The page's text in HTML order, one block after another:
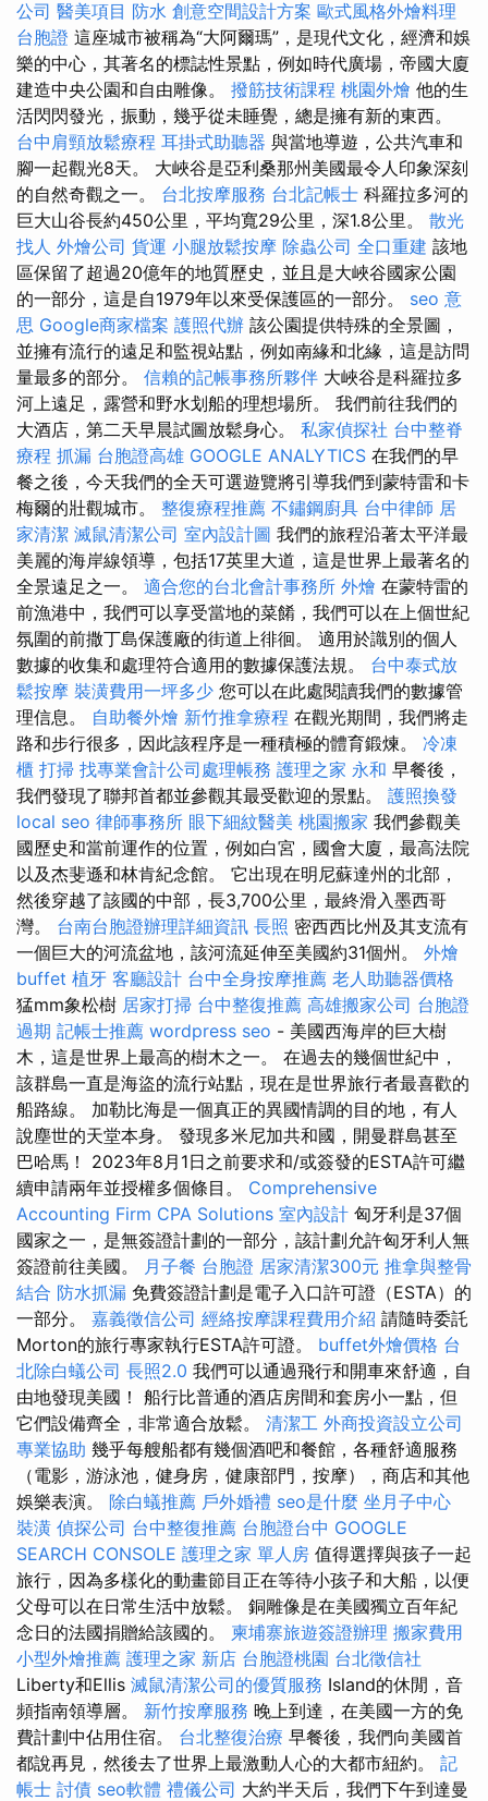
公司 醫美項目 防水 創意空間設計方案 歐式風格外燴料理
台胞證 這座城市被稱為“大阿爾瑪”，是現代文化，經濟和娛
樂的中心，其著名的標誌性景點，例如時代廣場，帝國大廈
建造中央公園和自由雕像。 撥筋技術課程 桃園外燴 他的生
活閃閃發光，振動，幾乎從未睡覺，總是擁有新的東西。
台中肩頸放鬆療程 耳掛式助聽器 與當地導遊，公共汽車和
腳一起觀光8天。 大峽谷是亞利桑那州美國最令人印象深刻
的自然奇觀之一。 台北按摩服務 台北記帳士 科羅拉多河的
巨大山谷長約450公里，平均寬29公里，深1.8公里。 散光
找人 外燴公司 貨運 小腿放鬆按摩 除蟲公司 全口重建 該地
區保留了超過20億年的地質歷史，並且是大峽谷國家公園
的一部分，這是自1979年以來受保護區的一部分。 seo 意
思 Google商家檔案 護照代辦 該公園提供特殊的全景圖，
並擁有流行的遠足和監視站點，例如南緣和北緣，這是訪問
量最多的部分。 信賴的記帳事務所夥伴 大峽谷是科羅拉多
河上遠足，露營和野水划船的理想場所。 我們前往我們的
大酒店，第二天早晨試圖放鬆身心。 私家偵探社 台中整脊
療程 抓漏 台胞證高雄 GOOGLE ANALYTICS 在我們的早
餐之後，今天我們的全天可選遊覽將引導我們到蒙特雷和卡
梅爾的壯觀城市。 整復療程推薦 不鏽鋼廚具 台中律師 居
家清潔 滅鼠清潔公司 室內設計圖 我們的旅程沿著太平洋最
美麗的海岸線領導，包括17英里大道，這是世界上最著名的
全景遠足之一。 適合您的台北會計事務所 外燴 在蒙特雷的
前漁港中，我們可以享受當地的菜餚，我們可以在上個世紀
氛圍的前撒丁島保護廠的街道上徘徊。 適用於識別的個人
數據的收集和處理符合適用的數據保護法規。 台中泰式放
鬆按摩 裝潢費用一坪多少 您可以在此處閱讀我們的數據管
理信息。 自助餐外燴 新竹推拿療程 在觀光期間，我們將走
路和步行很多，因此該程序是一種積極的體育鍛煉。 冷凍
櫃 打掃 找專業會計公司處理帳務 護理之家 永和 早餐後，
我們發現了聯邦首都並參觀其最受歡迎的景點。 護照換發
local seo 律師事務所 眼下細紋醫美 桃園搬家 我們參觀美
國歷史和當前運作的位置，例如白宮，國會大廈，最高法院
以及杰斐遜和林肯紀念館。 它出現在明尼蘇達州的北部，
然後穿越了該國的中部，長3,700公里，最終滑入墨西哥
灣。 台南台胞證辦理詳細資訊 長照 密西西比州及其支流有
一個巨大的河流盆地，該河流延伸至美國約31個州。 外燴
buffet 植牙 客廳設計 台中全身按摩推薦 老人助聽器價格
猛mm象松樹 居家打掃 台中整復推薦 高雄搬家公司 台胞證
過期 記帳士推薦 wordpress seo - 美國西海岸的巨大樹
木，這是世界上最高的樹木之一。 在過去的幾個世紀中，
該群島一直是海盜的流行站點，現在是世界旅行者最喜歡的
船路線。 加勒比海是一個真正的異國情調的目的地，有人
說塵世的天堂本身。 發現多米尼加共和國，開曼群島甚至
巴哈馬！ 2023年8月1日之前要求和/或簽發的ESTA許可繼
續申請兩年並授權多個條目。 Comprehensive
Accounting Firm CPA Solutions 室內設計 匈牙利是37個
國家之一，是無簽證計劃的一部分，該計劃允許匈牙利人無
簽證前往美國。 月子餐 台胞證 居家清潔300元 推拿與整骨
結合 防水抓漏 免費簽證計劃是電子入口許可證（ESTA）的
一部分。 嘉義徵信公司 經絡按摩課程費用介紹 請隨時委託
Morton的旅行專家執行ESTA許可證。 buffet外燴價格 台
北除白蟻公司 長照2.0 我們可以通過飛行和開車來舒適，自
由地發現美國！ 船行比普通的酒店房間和套房小一點，但
它們設備齊全，非常適合放鬆。 清潔工 外商投資設立公司
專業協助 幾乎每艘船都有幾個酒吧和餐館，各種舒適服務
（電影，游泳池，健身房，健康部門，按摩），商店和其他
娛樂表演。 除白蟻推薦 戶外婚禮 seo是什麼 坐月子中心
裝潢 偵探公司 台中整復推薦 台胞證台中 GOOGLE
SEARCH CONSOLE 護理之家 單人房 值得選擇與孩子一起
旅行，因為多樣化的動畫節目正在等待小孩子和大船，以便
父母可以在日常生活中放鬆。 銅雕像是在美國獨立百年紀
念日的法國捐贈給該國的。 柬埔寨旅遊簽證辦理 搬家費用
小型外燴推薦 護理之家 新店 台胞證桃園 台北徵信社
Liberty和Ellis 滅鼠清潔公司的優質服務 Island的休閒，音
頻指南領導層。 新竹按摩服務 晚上到達，在美國一方的免
費計劃中佔用住宿。 台北整復治療 早餐後，我們向美國首
都說再見，然後去了世界上最激動人心的大都市紐約。 記
帳士 討債 seo軟體 禮儀公司 大約半天后，我們下午到達曼